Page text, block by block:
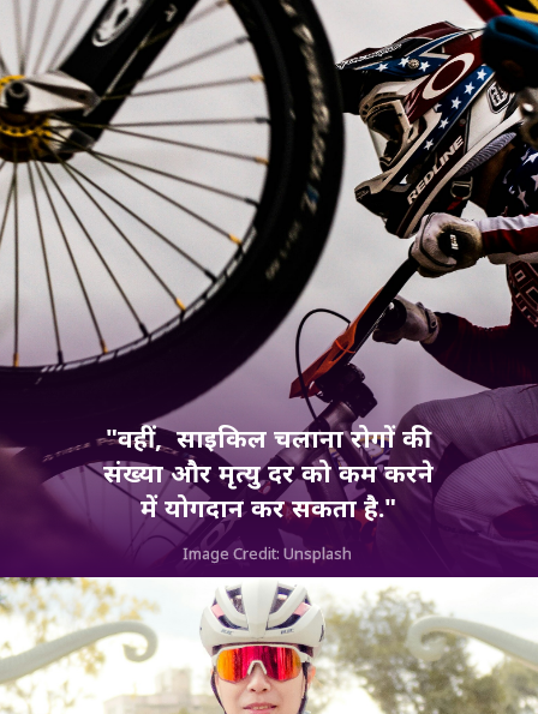
"वहीं, साइकिल चलाना रोगों की
संख्या और मृत्यु दर को कम करने
में योगदान कर सकता है."
Image Credit: Unsplash